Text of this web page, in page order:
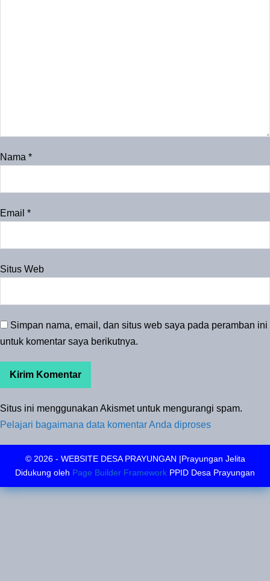
Nama *
Email *
Situs Web
Simpan nama, email, dan situs web saya pada peramban ini
untuk komentar saya berikutnya.
Situs ini menggunakan Akismet untuk mengurangi spam.
Pelajari bagaimana data komentar Anda diproses
© 2026 - WEBSITE DESA PRAYUNGAN |Prayungan Jelita
Didukung oleh Page Builder Framework PPID Desa Prayungan